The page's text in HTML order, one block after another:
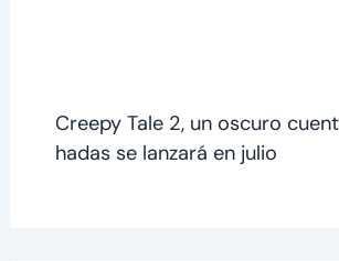
Creepy Tale 2, un oscuro
hadas se lanzará en julio